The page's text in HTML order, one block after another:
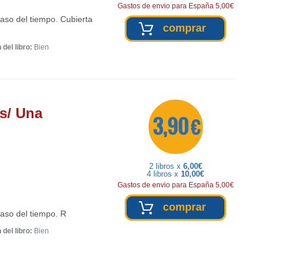
del tiempo. Cubierta
del libro: Bien
Gastos de envio para España 5,00€
comprar
Una
del tiempo. R
del libro: Bien
3,90 €
2 libros x 6,00€
4 libros x 10,00€
Gastos de envio para España 5,00€
comprar